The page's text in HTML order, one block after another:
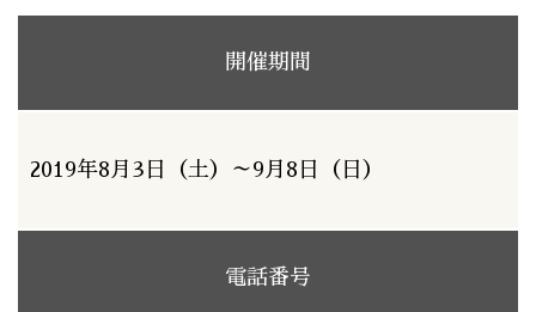
開催期間
2019年8月3日（土）～9月8日（日）
電話番号